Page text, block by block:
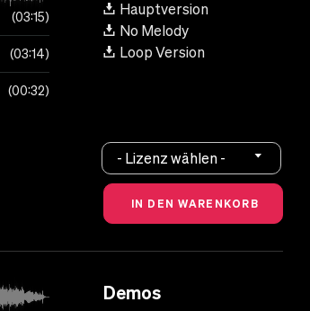
03:15
03:14
00:32
Hauptversion
No Melody
Loop Version
- Lizenz wählen -
Demos